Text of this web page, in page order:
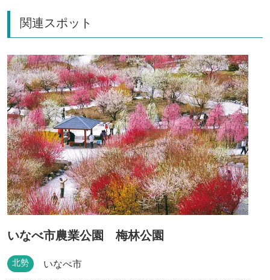
関連スポット
いなべ市農業公園 梅林公園
北勢 いなべ市